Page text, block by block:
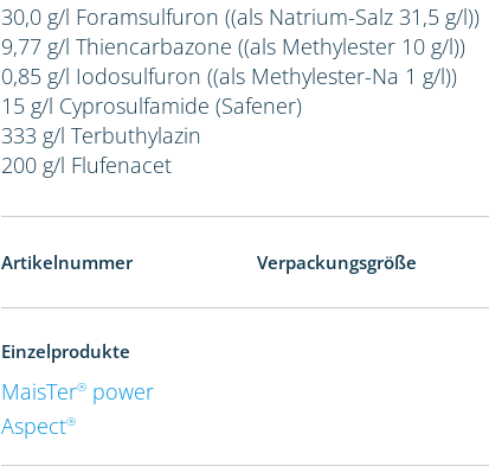
30,0 g/l Foramsulfuron ((als Natrium-Salz 31,5 g/l))
9,77 g/l Thiencarbazone ((als Methylester 10 g/l))
0,85 g/l Iodosulfuron ((als Methylester-Na 1 g/l))
15 g/l Cyprosulfamide (Safener)
333 g/l Terbuthylazin
200 g/l Flufenacet
Artikelnummer Verpackungsgröße
Einzelprodukte
MaisTer® power
Aspect®